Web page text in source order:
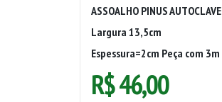
ASSOALHO PINUS AUTOCLAVE
Largura 13,5cm
Espessura=2cm Peça com 3m
R$46,00